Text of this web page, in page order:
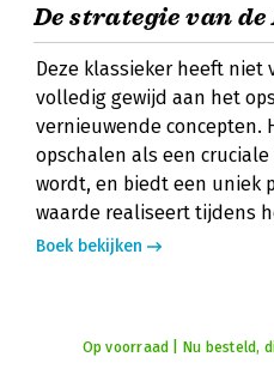
De strategie van
Deze klassieker heeft niet
volledig gewijd aan het
vernieuwende concepten.
opschalen als een
wordt, en biedt een uniek
waarde realiseert tijdens
Boek bekijken
Op voorraad | Nu besteld,